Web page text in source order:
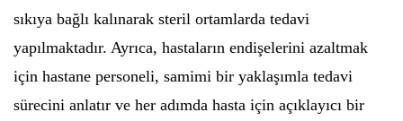
sıkıya bağlı kalınarak steril ortamlarda tedavi
yapılmaktadır. Ayrıca, hastaların endişelerini azaltmak
için hastane personeli, samimi bir yaklaşımla tedavi
sürecini anlatır ve her adımda hasta için açıklayıcı bir